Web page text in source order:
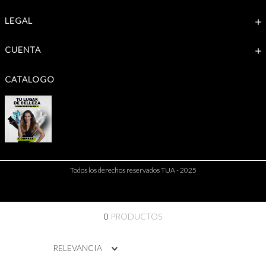
LEGAL
CUENTA
CATALOGO
Todos los derechos reservados TUA - 2025
0 PRODUCTOS
RELEVANCIA